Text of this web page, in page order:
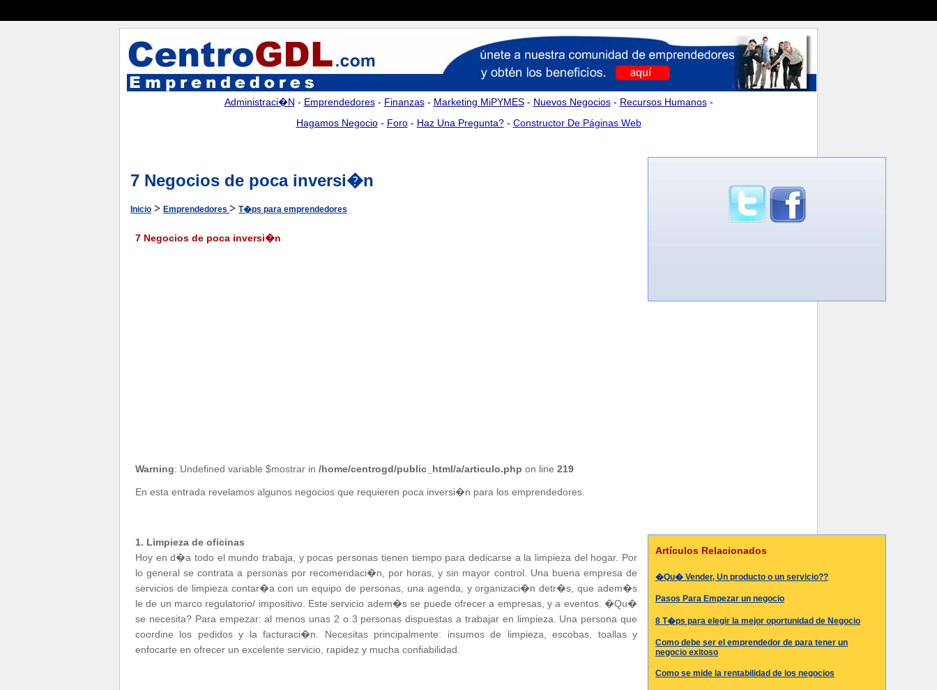
Administraci�n - Emprendedores- Finanzas- Marketing MiPYMES- Nuevos Negocios- Recursos Humanos-
Hagamos Negocio- Foro- Haz Una Pregunta?- Constructor De Páginas Web
7 Negocios de poca inversi�n
Inicio > Emprendedores > T�ps para emprendedores
7 Negocios de poca inversi�n
Warning: Undefined variable $mostrar in /home/centrogd/public_html/a/articulo.php on line 219
En esta entrada revelamos algunos negocios que requieren poca inversi�n para los emprendedores.
1. Limpieza de oficinas
Hoy en d�a todo el mundo trabaja, y pocas personas tienen tiempo para dedicarse a la limpieza del hogar. Por
lo general se contrata a personas por recomendaci�n, por horas, y sin mayor control. Una buena empresa de
servicios de limpieza contar�a con un equipo de personas, una agenda, y organizaci�n detr�s, que adem�s
le de un marco regulatorio/ impositivo. Este servicio adem�s se puede ofrecer a empresas, y a eventos. �Qu�
se necesita? Para empezar: al menos unas 2 o 3 personas dispuestas a trabajar en limpieza. Una persona que
coordine los pedidos y la facturaci�n. Necesitas principalmente: insumos de limpieza, escobas, toallas y
enfocarte en ofrecer un excelente servicio, rapidez y mucha confiabilidad.
Artículos Relacionados
�Qu� Vender, Un producto o un servicio??
Pasos Para Empezar un negocio
8 T�ps para elegir la mejor oportunidad de Negocio
Como debe ser el emprendedor de para tener un
negocio exitoso
Como se mide la rentabilidad de los negocios